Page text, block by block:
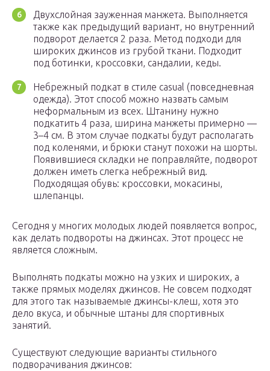
Двухслойная зауженная манжета. Выполняется
также как предыдущий вариант, но внутренний
подворот делается 2 раза. Метод подходи для
широких джинсов из грубой ткани. Подходит
под ботинки, кроссовки, сандалии, кеды.
Небрежный подкат в стиле casual (повседневная
одежда). Этот способ можно назвать самым
неформальным из всех. Штанину нужно
подкатить 4 раза, ширина манжеты примерно —
3–4 см. В этом случае подкаты будут располагать
под коленями, и брюки станут похожи на шорты.
Появившиеся складки не поправляйте, подворот
должен иметь слегка небрежный вид.
Подходящая обувь: кроссовки, мокасины,
шлепанцы.
Сегодня у многих молодых людей появляется вопрос,
как делать подвороты на джинсах. Этот процесс не
является сложным.
Выполнять подкаты можно на узких и широких, а
также прямых моделях джинсов. Не совсем подходят
для этого так называемые джинсы-клеш, хотя это
дело вкуса, и обычные штаны для спортивных
занятий.
Существуют следующие варианты стильного
подворачивания джинсов: